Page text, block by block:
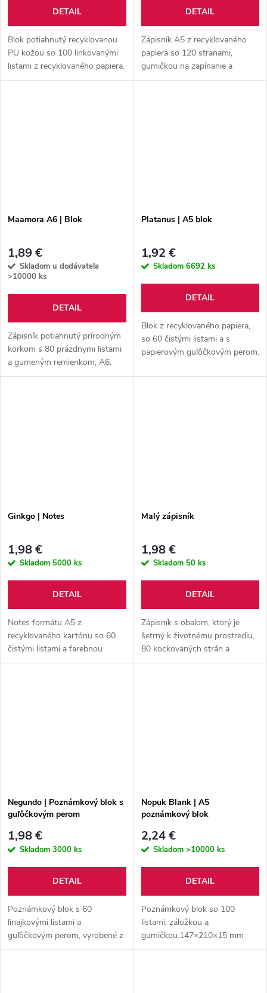
DETAIL
Blok potiahnutý recyklovanou
PU kožou so 100 linkovanými
listami z recyklovaného papiera.
So záložkou v zodpovedajúcej
DETAIL
Zápisník A5 z recyklovaného
papiera so 120 stranami,
gumičkou na zapínanie a
pútkom na pero vrátane pera s
Maamora A6 | Blok
1,89 €
Skladom u dodávateľa
>10000 ks
DETAIL
Zápisník potiahnutý prírodným
korkom s 80 prázdnymi listami
a gumeným remienkom, A6.
Platanus | A5 blok
1,92 €
Skladom 6692 ks
DETAIL
Blok z recyklovaného papiera,
so 60 čistými listami a s
papierovým guľôčkovým perom.
Ginkgo | Notes
1,98 €
Skladom 5000 ks
DETAIL
Notes formátu A5 z
recyklovaného kartónu so 60
čistými listami a farebnou
gumičkou. Vrátane plastového
Malý zápisník
1,98 €
Skladom 50 ks
DETAIL
Zápisník s obalom, ktorý je
šetrný k životnému prostrediu,
80 kockovaných strán a
gumička. Zápisník je dodávaný
Negundo | Poznámkový blok s
guľôčkovým perom
1,98 €
Skladom 3000 ks
DETAIL
Poznámkový blok s 60
linajkovými listami a
guľôčkovým perom, vyrobené z
recyklovaného papiera.
Nopuk Blank | A5
poznámkový blok
2,24 €
Skladom >10000 ks
DETAIL
Poznámkový blok so 100
listami, záložkou a
gumičkou.147×210×15 mm